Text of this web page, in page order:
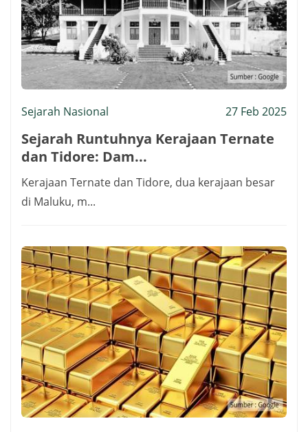
Sejarah Nasional 27 Feb 2025
Sejarah Runtuhnya Kerajaan Ternate
dan Tidore: Dam...
Kerajaan Ternate dan Tidore, dua kerajaan besar
di Maluku, m...